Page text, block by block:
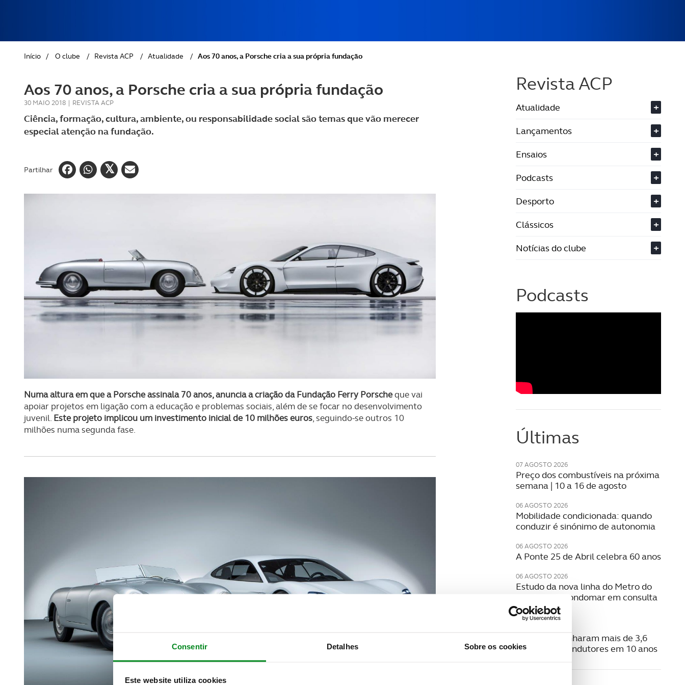
Consentir Detalhes Sobre os cookies
Este website utiliza cookies
GOLFE
AUTOCARAVANISMO
Início / O clube / Revista ACP / Atualidade / Aos 70 anos, a Porsche cria a sua própria fundação
Aos 70 anos, a Porsche cria a sua própria fundação
30 MAIO 2018 | REVISTA ACP
Ciência, formação, cultura, ambiente, ou responsabilidade social são temas que vão merecer
especial atenção na fundação.
Partilhar
Numa altura em que a Porsche assinala 70 anos, anuncia a criação da Fundação Ferry Porscheque vai
apoiar projetos em ligação com a educação e problemas sociais, além de se focar no desenvolvimento
juvenil. Este projeto implicou um investimento inicial de 10 milhões euros, seguindo-se outros 10
milhões numa segunda fase.
Revista ACP
Atualidade
+
Lançamentos
+
Ensaios
+
Podcasts
+
Desporto
+
Clássicos
+
Notícias do clube
+
Podcasts
Últimas
07 AGOSTO 2026
Preço dos combustíveis na próxima
semana | 10 a 16 de agosto
06 AGOSTO 2026
Mobilidade condicionada: quando
conduzir é sinónimo de autonomia
06 AGOSTO 2026
A Ponte 25 de Abril celebra 60 anos
06 AGOSTO 2026
Estudo da nova linha do Metro do
Porto para Gondomar em consulta
pública
Radares apanharam mais de 3,6
milhões de condutores em 10 anos